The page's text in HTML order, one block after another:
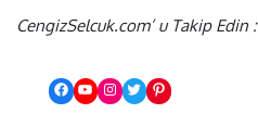
CengizSelcuk.com’ u Takip Edin :